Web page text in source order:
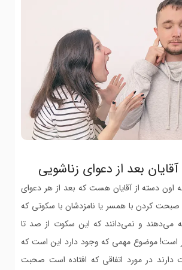
بعد از دعوای زناشویی
اون دسته از آقایان هست که بعد از هر دعوای
کردن با همسر یا نامزدشان با سکوتی که
می‌دهند و نمی‌دانند که این سکوت از صد تا
است! موضوع مهمی که وجود دارد این است که
دارند در مورد اتفاقی که افتاده است صحبت